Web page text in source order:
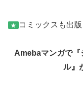
★ コミックスも出版
Amebaマンガで『
ル』